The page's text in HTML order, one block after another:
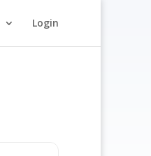
Login